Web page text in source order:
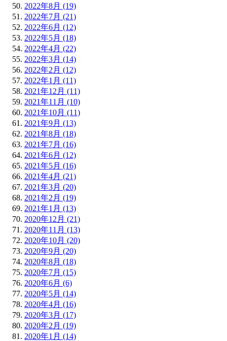
2022年8月 (19)
2022年7月 (21)
2022年6月 (12)
2022年5月 (18)
2022年4月 (22)
2022年3月 (14)
2022年2月 (12)
2022年1月 (11)
2021年12月 (11)
2021年11月 (10)
2021年10月 (11)
2021年9月 (13)
2021年8月 (18)
2021年7月 (16)
2021年6月 (12)
2021年5月 (16)
2021年4月 (21)
2021年3月 (20)
2021年2月 (19)
2021年1月 (13)
2020年12月 (21)
2020年11月 (13)
2020年10月 (20)
2020年9月 (20)
2020年8月 (18)
2020年7月 (15)
2020年6月 (6)
2020年5月 (14)
2020年4月 (16)
2020年3月 (17)
2020年2月 (19)
2020年1月 (14)